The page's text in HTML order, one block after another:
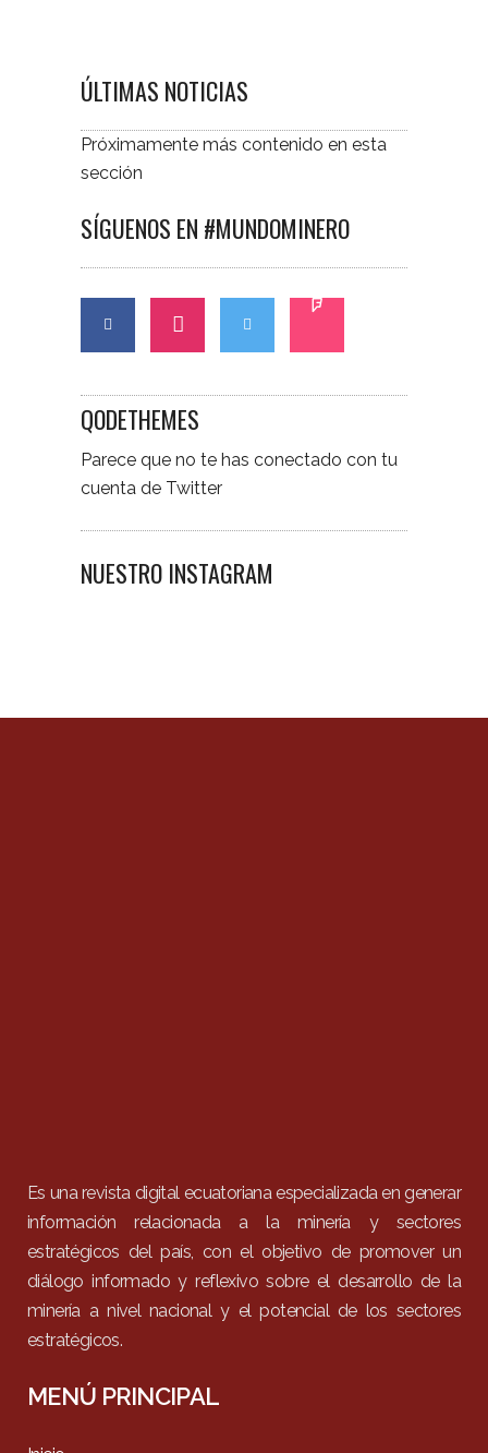
ÚLTIMAS NOTICIAS
Próximamente más contenido en esta
sección
SÍGUENOS EN #MUNDOMINERO
QODETHEMES
Parece que no te has conectado con tu
cuenta de Twitter
NUESTRO INSTAGRAM
Es una revista digital ecuatoriana especializada en generar
información relacionada a la minería y sectores
estratégicos del país, con el objetivo de promover un
diálogo informado y reflexivo sobre el desarrollo de la
minería a nivel nacional y el potencial de los sectores
estratégicos.
MENÚ PRINCIPAL